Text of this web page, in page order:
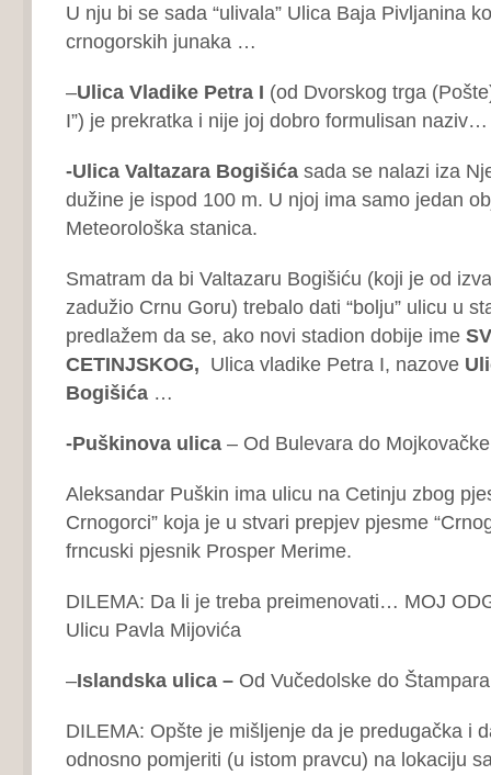
U nju bi se sada “ulivala” Ulica Baja Pivljanina
crnogorskih junaka …
–Ulica Vladike Petra I (od Dvorskog trga
I”) je prekratka i nije joj dobro formulisan naziv…
-Ulica Valtazara Bogišićasada se nalazi iza
dužine je ispod 100 m. U njoj ima samo jedan
Meteorološka stanica.
Smatram da bi Valtazaru Bogišiću (koji je od
zadužio Crnu Goru) trebalo dati “bolju” ulicu u
predlažem da se, ako novi stadion dobije ime
CETINJSKOG, Ulica vladike Petra I, nazove
Bogišića…
-Puškinova ulica– Od Bulevara do Mojkovačke
Aleksandar Puškin ima ulicu na Cetinju zbog
Crnogorci” koja je u stvari prepjev pjesme
frncuski pjesnik Prosper Merime.
DILEMA: Da li je treba preimenovati… MOJ
Ulicu Pavla Mijovića
–Islandska ulica – Od Vučedolske do
DILEMA: Opšte je mišljenje da je predugačka i
odnosno pomjeriti (u istom pravcu) na lokaciju